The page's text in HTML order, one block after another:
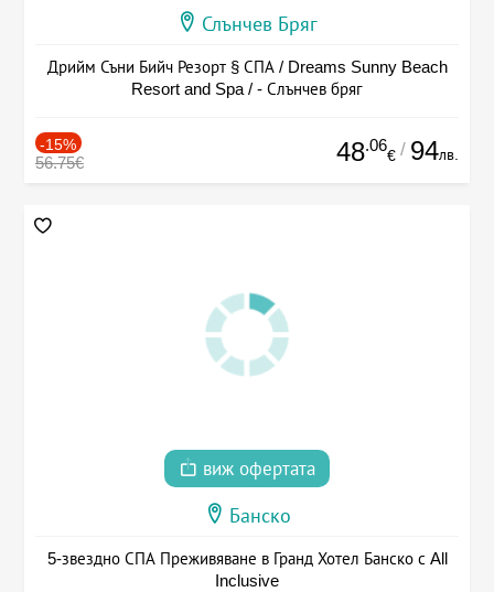
Слънчев Бряг
Дрийм Съни Бийч Резорт § СПА / Dreams Sunny Beach
Resort and Spa / - Слънчев бряг
-15%
56.75€ 48.06
€ / 94лв.
виж офертата
Банско
5-звездно СПА Преживяване в Гранд Хотел Банско с All
Inclusive